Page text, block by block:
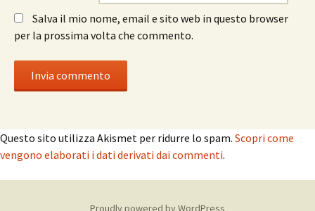
Salva il mio nome, email e sito web in questo browser
per la prossima volta che commento.
Questo sito utilizza Akismet per ridurre lo spam. Scopri come
vengono elaborati i dati derivati dai commenti.
Proudly powered by WordPress